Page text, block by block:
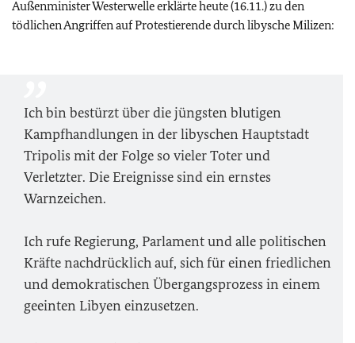
Außenminister Westerwelle erklärte heute (16.11.) zu den
tödlichen Angriffen auf Protestierende durch libysche Milizen:
Ich bin bestürzt über die jüngsten blutigen
Kampfhandlungen in der libyschen Hauptstadt
Tripolis mit der Folge so vieler Toter und
Verletzter. Die Ereignisse sind ein ernstes
Warnzeichen.
Ich rufe Regierung, Parlament und alle politischen
Kräfte nachdrücklich auf, sich für einen friedlichen
und demokratischen Übergangsprozess in einem
geeinten Libyen einzusetzen.